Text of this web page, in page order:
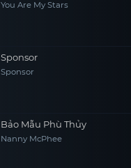
Bí Mật Của Cô
You Are My Stars
Sponsor
Sponsor
Bảo Mẫu Phù Thủy
Nanny McPhee